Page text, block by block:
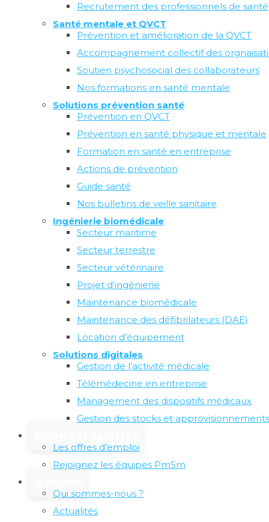
Recrutement des professionnels de santé
Santé mentale et QVCT
Prévention et amélioration de la QVCT
Accompagnement collectif des
Soutien psychosocial des collaborateurs
Nos formations en santé mentale
Solutions prévention santé
Prévention en QVCT
Prévention en santé physique et mentale
Formation en santé en entreprise
Actions de prévention
Guide santé
Nos bulletins de veille sanitaire
Ingénierie biomédicale
Secteur maritime
Secteur terrestre
Secteur vétérinaire
Projet d’ingénierie
Maintenance biomédicale
Maintenance des défibrilateurs (DAE)
Location d’équipement
Solutions digitales
Gestion de l’activité médicale
Télémédecine en entreprise
Management des dispositifs médicaux
Gestion des stocks et approvisionnements
Les offres d’emploi
Rejoignez les équipes PmSm
Qui sommes-nous ?
Actualités
Un accompagnement personnalisé avec des actions
collectives est une bonne solution pour toucher un
maximum de personnes parmi vos collaborateurs. Savoir
identifier les symptômes des addictions, connaître les
risques pour la santé physique et mentale, pouvoir
orienter vers un dispositif de soutien individuel : autant
d’enjeux qui peuvent être abordés en entreprise.
Découvrez notre offre de prévention
Aux dépendances classiques et reconnues (drogues,
alcool, tabac, jeux d’argent et de hasard, psychotropes)
s’ajoutent les dépendances à internet, aux achats, au
sport, au sexe, au travail…
On estime que ces addictions, encore peu quantifiées,
près de 6% de la population
Découvrez notre catalogue
d’actions de prévention santé
adaptées aux facteurs de risques qui peuvent affecter la
santé de vos salariés pendant leur carrière.
Grâce à des actions de prévention en santé, vous
renforcez votre marque employeur et vous valorisez
votre politique RSE.
Télécharger notre catalogue d’actions de
Je suis intéressé(e) et je
souhaite être recontacté(e)
Ces informations pourraient vous
intéresser